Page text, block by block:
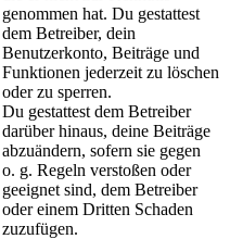
genommen hat. Du gestattest
dem Betreiber, dein
Benutzerkonto, Beiträge und
Funktionen jederzeit zu löschen
oder zu sperren.
Du gestattest dem Betreiber
darüber hinaus, deine Beiträge
abzuändern, sofern sie gegen
o. g. Regeln verstoßen oder
geeignet sind, dem Betreiber
oder einem Dritten Schaden
zuzufügen.